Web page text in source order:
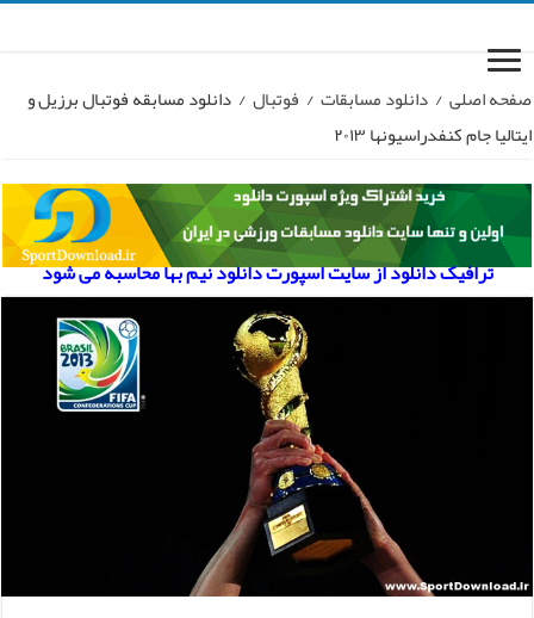
صفحه اصلی / دانلود مسابقات / فوتبال / دانلود مسابقه فوتبال برزیل و
ایتالیا جام کنفدراسیونها ۲۰۱۳
ترافیک دانلود از سایت اسپورت دانلود نیم بها محاسبه می شود